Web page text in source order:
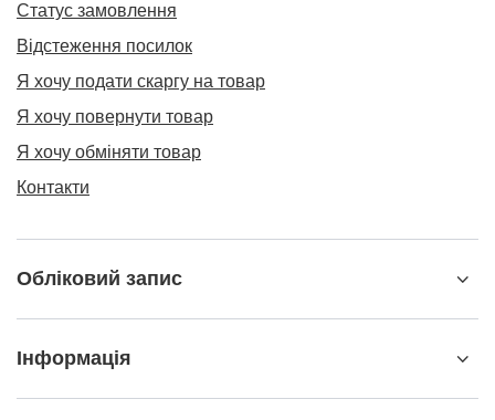
Статус замовлення
Відстеження посилок
Я хочу подати скаргу на товар
Я хочу повернути товар
Я хочу обміняти товар
Контакти
Обліковий запис
Інформація